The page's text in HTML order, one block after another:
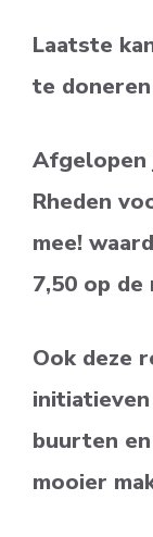
Laatste
te doneren
Afgelopen
Rheden
mee!
7,50 op de
Ook deze
buurten
mooier